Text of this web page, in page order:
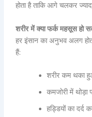
होता है ताकि आगे चलकर
शरीर में क्या फर्क महसूस हो
हर इंसान का अनुभव अलग
हैं:
शरीर कम थका
कमजोरी में थोड़ा
हड्डियों का दर्द